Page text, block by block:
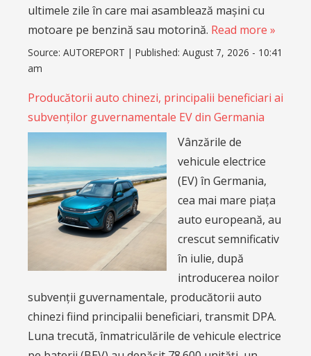
ultimele zile în care mai asamblează mașini cu
motoare pe benzină sau motorină. Read more »
Source: AUTOREPORT | Published: August 7, 2026 - 10:41
am
Producătorii auto chinezi, principalii beneficiari ai
subvenților guvernamentale EV din Germania
Vânzările de
vehicule electrice
(EV) în Germania,
cea mai mare piața
auto europeană, au
crescut semnificativ
în iulie, după
introducerea noilor
subvenții guvernamentale, producătorii auto
chinezi fiind principalii beneficiari, transmit DPA.
Luna trecută, înmatriculările de vehicule electrice